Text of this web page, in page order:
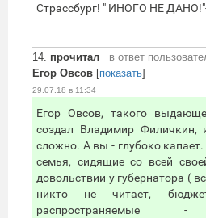
Страссбург! " ИНОГО НЕ
14. прочитал
в ответ
Егор Овсов [показать]
29.07.18 в 11:34
Егор Овсов, такого
создал Владимир Филичкин,
сложно. А вы - глубоко
семья, сидящие со всей
довольствии у губернатора (
никто не читает,